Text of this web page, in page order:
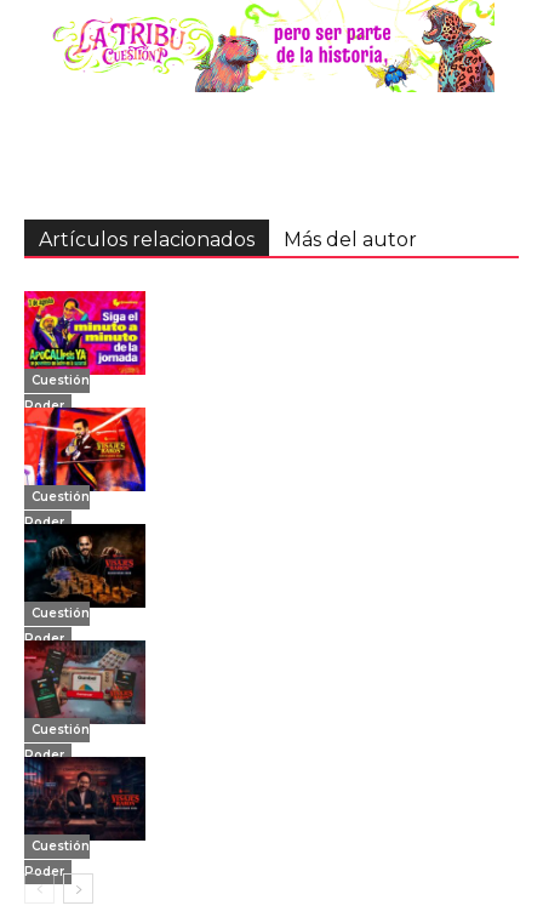
Artículos relacionados Más del autor
Cuestión
Poder
Cuestión
Poder
Cuestión
Poder
Cuestión
Poder
Cuestión
Poder